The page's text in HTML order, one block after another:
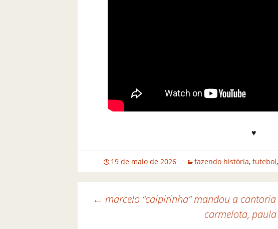
♥
19 de maio de 2026 fazendo história, futebol,
Navegação de posts
← marcelo “caipirinha” mandou a
carmelota,